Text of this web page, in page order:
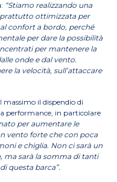
: “Stiamo realizzando una
ottimizzata per
confort a bordo, perché
per dare la possibilità
per mantenere la
onde e dal vento.
la velocità, sull’attaccare
il dispendio di
performance, in particolare
per aumentare le
vento forte che con poca
e chiglia. Non ci sarà un
ma sarà la somma di tanti
questa barca”.